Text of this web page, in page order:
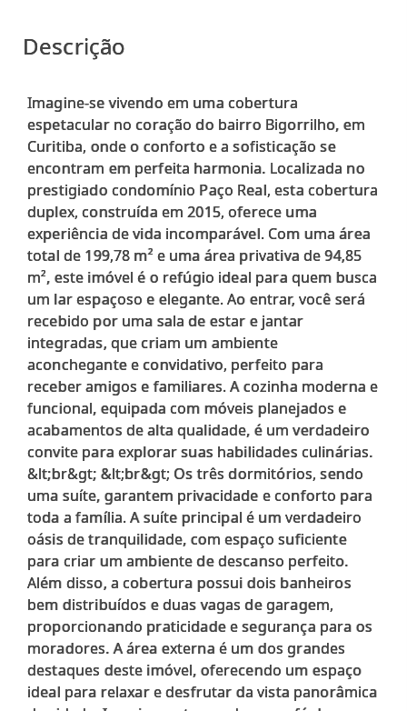
Descrição
Imagine-se vivendo em uma cobertura
espetacular no coração do bairro Bigorrilho, em
Curitiba, onde o conforto e a sofisticação se
encontram em perfeita harmonia. Localizada no
prestigiado condomínio Paço Real, esta cobertura
duplex, construída em 2015, oferece uma
experiência de vida incomparável. Com uma área
total de 199,78 m² e uma área privativa de 94,85
m², este imóvel é o refúgio ideal para quem busca
um lar espaçoso e elegante. Ao entrar, você será
recebido por uma sala de estar e jantar
integradas, que criam um ambiente
aconchegante e convidativo, perfeito para
receber amigos e familiares. A cozinha moderna e
funcional, equipada com móveis planejados e
acabamentos de alta qualidade, é um verdadeiro
convite para explorar suas habilidades culinárias.
&lt;br&gt; &lt;br&gt; Os três dormitórios, sendo
uma suíte, garantem privacidade e conforto para
toda a família. A suíte principal é um verdadeiro
oásis de tranquilidade, com espaço suficiente
para criar um ambiente de descanso perfeito.
Além disso, a cobertura possui dois banheiros
bem distribuídos e duas vagas de garagem,
proporcionando praticidade e segurança para os
moradores. A área externa é um dos grandes
destaques deste imóvel, oferecendo um espaço
ideal para relaxar e desfrutar da vista panorâmica